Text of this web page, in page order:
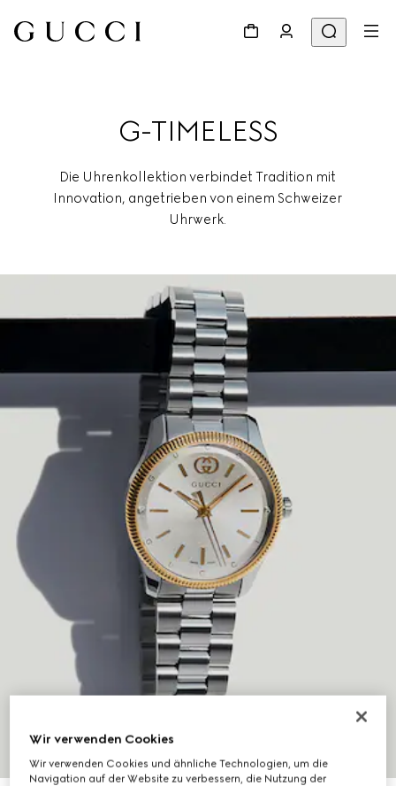
G-TIMELESS
Die Uhrenkollektion verbindet Tradition mit
Innovation, angetrieben von einem Schweizer
Uhrwerk.
Wir verwenden Cookies
Wir verwenden Cookies und ähnliche Technologien, um die
Navigation auf der Website zu verbessern, die Nutzung der